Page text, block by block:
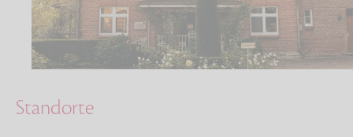
Standorte